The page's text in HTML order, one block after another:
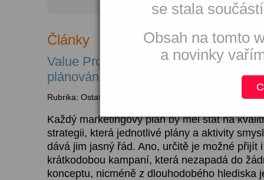
se stala
Obsah na tomto
a novinky
Články
Value Proposition Canvas jako
plánování marketingové strategie
Rubrika: Ostatní
Každý marketingový plán by měl stát na
strategii, která jednotlivé plány a aktivity
dává jim jasný řád. Ano, určitě je možné přijít
krátkodobou kampaní, která nezapadá do
konceptu, nicméně z dlouhodobého hlediska